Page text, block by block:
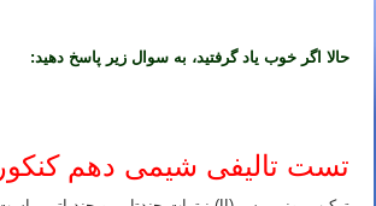
حالا اگر خوب یاد گرفتید، به سوال زیر پاسخ دهید:
تست تالیفی شیمی دهم کنکور